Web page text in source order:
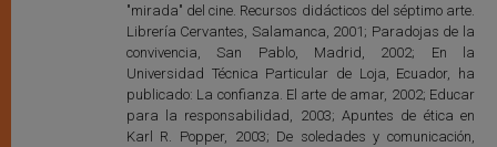
"mirada" del cine. Recursos didácticos del séptimo arte.
Librería Cervantes, Salamanca, 2001; Paradojas de la
convivencia, San Pablo, Madrid, 2002; En la
Universidad Técnica Particular de Loja, Ecuador, ha
publicado: La confianza. El arte de amar, 2002; Educar
para la responsabilidad, 2003; Apuntes de ética en
Karl R. Popper, 2003; De soledades y comunicación,